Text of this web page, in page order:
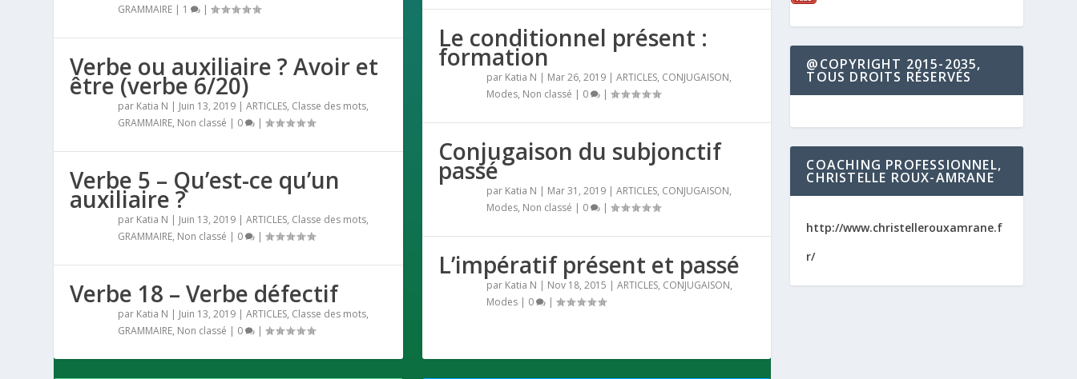
GRAMMAIRE | 1 |
Verbe ou auxiliaire ? Avoir et
être (verbe 6/20)
par Katia N | Juin 13, 2019 |ARTICLES, Classe des mots,
GRAMMAIRE, Non classé | 0 |
Verbe 5 – Qu’est-ce qu’un
auxiliaire ?
par Katia N | Juin 13, 2019 |ARTICLES, Classe des mots,
GRAMMAIRE, Non classé | 0 |
Verbe 18 – Verbe défectif
par Katia N | Juin 13, 2019 |ARTICLES, Classe des mots,
GRAMMAIRE, Non classé | 0 |
Le conditionnel présent :
formation
par Katia N | Mar 26, 2019| ARTICLES, CONJUGAISON,
Modes, Non classé | 0 |
Conjugaison du subjonctif
passé
par Katia N | Mar 31, 2019| ARTICLES, CONJUGAISON,
Modes, Non classé | 0 |
L’impératif présent et passé
par Katia N | Nov 18, 2015 | ARTICLES, CONJUGAISON,
Modes| 0 |
@COPYRIGHT 2015-2035,
TOUS DROITS RÉSERVÉS
COACHING PROFESSIONNEL,
CHRISTELLE ROUX-AMRANE
http://www.christellerouxamrane.f
r/